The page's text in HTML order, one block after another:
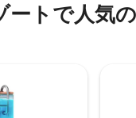
以下の✔️お子様は無料
ーンエイジャーは30%
信頼できるスーパーホスト ‼説明文全
お読みください！ ！️
トで人気